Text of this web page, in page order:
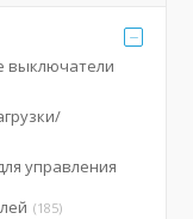
выключатели
управления
185